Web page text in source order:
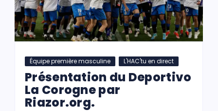
Équipe première masculine L'HAC'tu en direct
Présentation du Deportivo
La Corogne par
Riazor.org.